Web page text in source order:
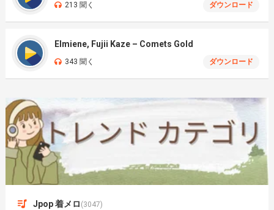
213 聞く ダウンロード
Elmiene, Fujii Kaze – Comets Gold
343 聞く ダウンロード
Jpop 着メロ (3047)